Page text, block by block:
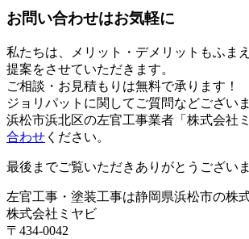
お問い合わせはお気軽に
私たちは、メリット・デメリットもふま
提案をさせていただきます。
ご相談・お見積もりは無料で承ります！
ジョリパットに関してご質問などござい
浜松市浜北区の左官工事業者「株式会社
合わせ ください。
最後までご覧いただきありがとうございま
左官工事・塗装工事は静岡県浜松市の株
株式会社ミヤビ
〒434-0042